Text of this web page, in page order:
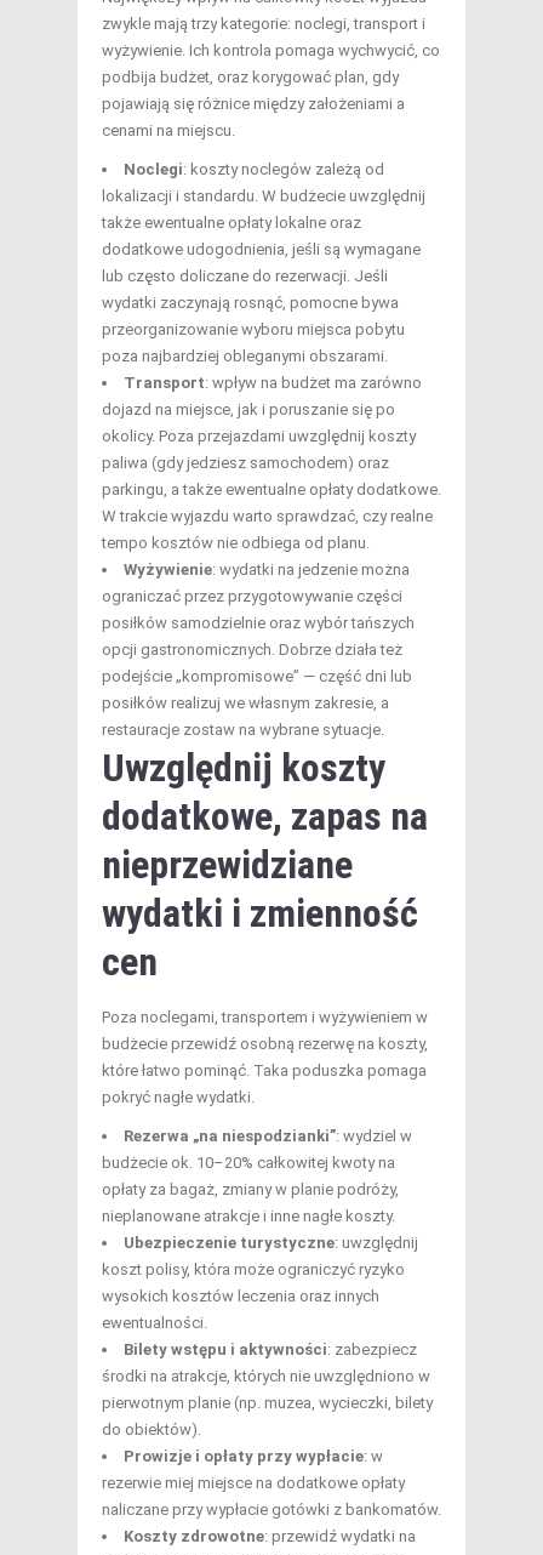
zwykle mają trzy kategorie: noclegi, transport i
wyżywienie. Ich kontrola pomaga wychwycić, co
podbija budżet, oraz korygować plan, gdy
pojawiają się różnice między założeniami a
cenami na miejscu.
Noclegi: koszty noclegów zależą od
lokalizacji i standardu. W budżecie uwzględnij
także ewentualne opłaty lokalne oraz
dodatkowe udogodnienia, jeśli są wymagane
lub często doliczane do rezerwacji. Jeśli
wydatki zaczynają rosnąć, pomocne bywa
przeorganizowanie wyboru miejsca pobytu
poza najbardziej obleganymi obszarami.
Transport: wpływ na budżet ma zarówno
dojazd na miejsce, jak i poruszanie się po
okolicy. Poza przejazdami uwzględnij koszty
paliwa (gdy jedziesz samochodem) oraz
parkingu, a także ewentualne opłaty dodatkowe.
W trakcie wyjazdu warto sprawdzać, czy realne
tempo kosztów nie odbiega od planu.
Wyżywienie: wydatki na jedzenie można
ograniczać przez przygotowywanie części
posiłków samodzielnie oraz wybór tańszych
opcji gastronomicznych. Dobrze działa też
podejście „kompromisowe” — część dni lub
posiłków realizuj we własnym zakresie, a
restauracje zostaw na wybrane sytuacje.
Uwzględnij koszty
dodatkowe, zapas na
nieprzewidziane
wydatki i zmienność
cen
Poza noclegami, transportem i wyżywieniem w
budżecie przewidź osobną rezerwę na koszty,
które łatwo pominąć. Taka poduszka pomaga
pokryć nagłe wydatki.
Rezerwa „na niespodzianki”: wydziel w
budżecie ok. 10–20% całkowitej kwoty na
opłaty za bagaż, zmiany w planie podróży,
nieplanowane atrakcje i inne nagłe koszty.
Ubezpieczenie turystyczne: uwzględnij
koszt polisy, która może ograniczyć ryzyko
wysokich kosztów leczenia oraz innych
ewentualności.
Bilety wstępu i aktywności: zabezpiecz
środki na atrakcje, których nie uwzględniono w
pierwotnym planie (np. muzea, wycieczki, bilety
do obiektów).
Prowizje i opłaty przy wypłacie: w
rezerwie miej miejsce na dodatkowe opłaty
naliczane przy wypłacie gotówki z bankomatów.
Koszty zdrowotne: przewidź wydatki na